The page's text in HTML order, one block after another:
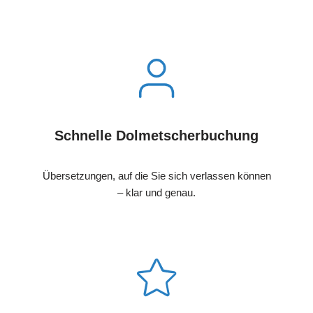
Schnelle Dolmetscherbuchung
Übersetzungen, auf die Sie sich verlassen können
– klar und genau.